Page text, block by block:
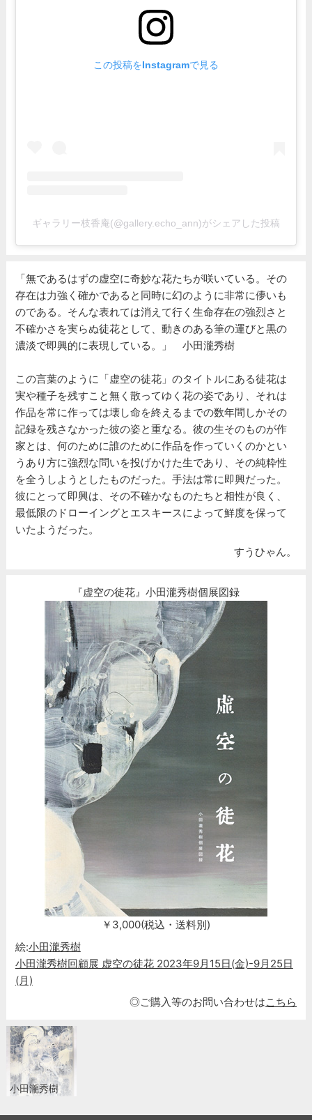
この投稿をInstagramで見る
ギャラリー枝香庵(@gallery.echo_ann)がシェアした投稿
「無であるはずの虚空に奇妙な花たちが咲いている。その
存在は力強く確かであると同時に幻のように非常に儚いも
のである。そんな表れては消えて行く生命存在の強烈さと
不確かさを実らぬ徒花として、動きのある筆の運びと黒の
濃淡で即興的に表現している。」 小田瀧秀樹
この言葉のように「虚空の徒花」のタイトルにある徒花は
実や種子を残すこと無く散ってゆく花の姿であり、それは
作品を常に作っては壊し命を終えるまでの数年間しかその
記録を残さなかった彼の姿と重なる。彼の生そのものが作
家とは、何のために誰のために作品を作っていくのかとい
うあり方に強烈な問いを投げかけた生であり、その純粋性
を全うしようとしたものだった。手法は常に即興だった。
彼にとって即興は、その不確かなものたちと相性が良く、
最低限のドローイングとエスキースによって鮮度を保って
いたようだった。
すうひゃん。
『虚空の徒花』小田瀧秀樹個展図録
￥3,000(税込・送料別)
絵:小田瀧秀樹
小田瀧秀樹回顧展 虚空の徒花 2023年9月15日(金)-9月25日
(月)
◎ご購入等のお問い合わせはこちら
小田瀧秀樹